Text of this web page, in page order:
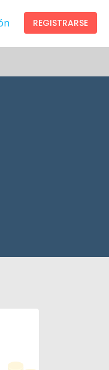
REGISTRARSE